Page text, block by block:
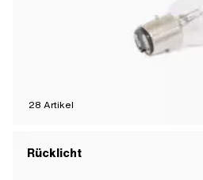
28 Artikel
Rücklicht